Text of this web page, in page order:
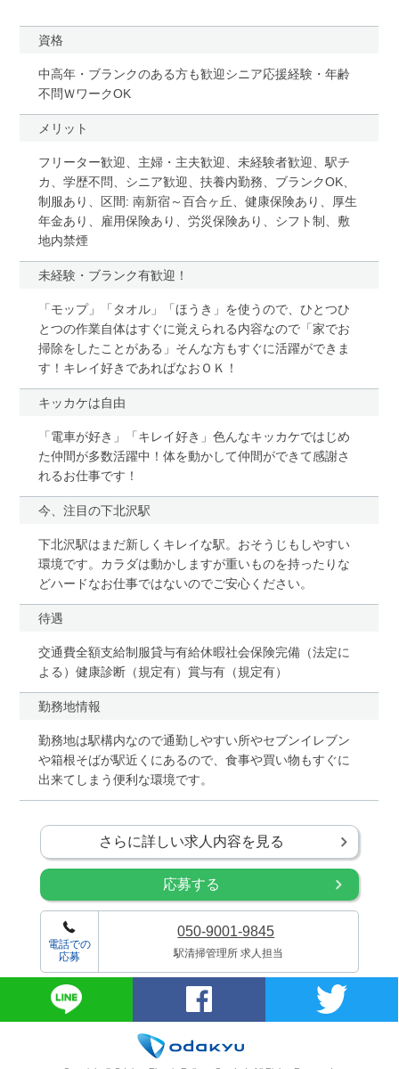
資格
中高年・ブランクのある方も歓迎シニア応援経験・年齢
不問ＷワークOK
メリット
フリーター歓迎、主婦・主夫歓迎、未経験者歓迎、駅チ
カ、学歴不問、シニア歓迎、扶養内勤務、ブランクOK、
制服あり、区間: 南新宿～百合ヶ丘、健康保険あり、厚生
年金あり、雇用保険あり、労災保険あり、シフト制、敷
地内禁煙
未経験・ブランク有歓迎！
「モップ」「タオル」「ほうき」を使うので、ひとつひ
とつの作業自体はすぐに覚えられる内容なので「家でお
掃除をしたことがある」そんな方もすぐに活躍ができま
す！キレイ好きであればなおＯＫ！
キッカケは自由
「電車が好き」「キレイ好き」色んなキッカケではじめ
た仲間が多数活躍中！体を動かして仲間ができて感謝さ
れるお仕事です！
今、注目の下北沢駅
下北沢駅はまだ新しくキレイな駅。おそうじもしやすい
環境です。カラダは動かしますが重いものを持ったりな
どハードなお仕事ではないのでご安心ください。
待遇
交通費全額支給制服貸与有給休暇社会保険完備（法定に
よる）健康診断（規定有）賞与有（規定有）
勤務地情報
勤務地は駅構内なので通勤しやすい所やセブンイレブン
や箱根そばが駅近くにあるので、食事や買い物もすぐに
出来てしまう便利な環境です。
さらに詳しい求人内容を見る
応募する
電話での
応募
050-9001-9845
駅清掃管理所 求人担当